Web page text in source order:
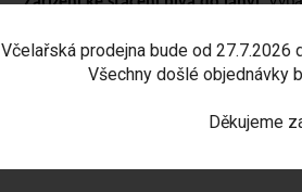
Umožňuje snadné stočení piva do
Včelařská prodejna bude od 27.7.2026
Všechny došlé objednávky
Děkujeme